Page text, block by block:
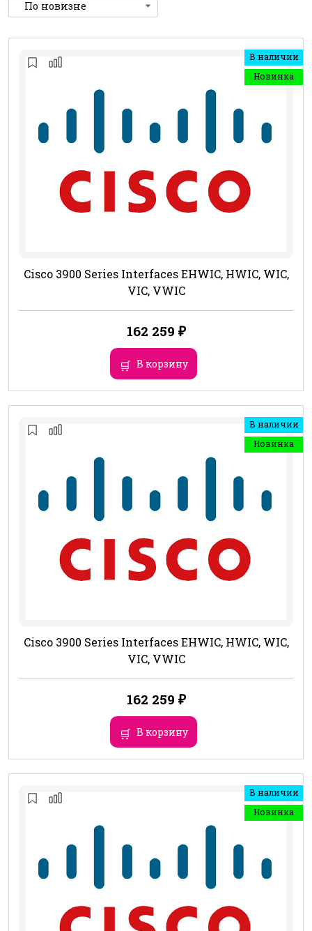
В наличии
Новинка
Cisco 3900 Series Interfaces EHWIC, HWIC, WIC,
VIC, VWIC
162 259 ₽
В корзину
В наличии
Новинка
Cisco 3900 Series Interfaces EHWIC, HWIC, WIC,
VIC, VWIC
162 259 ₽
В корзину
В наличии
Новинка